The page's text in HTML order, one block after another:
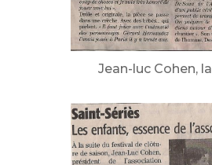
Jean-luc Cohen,